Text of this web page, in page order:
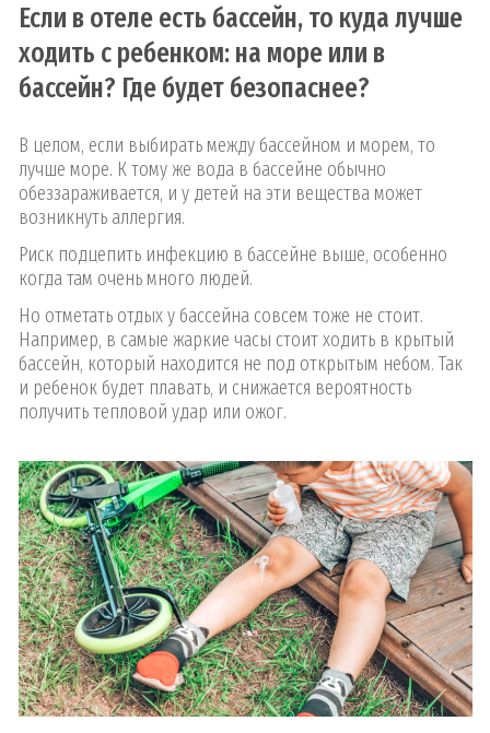
Если в отеле есть бассейн, то куда лучше
ходить с ребенком: на море или в
бассейн? Где будет безопаснее?
В целом, если выбирать между бассейном и морем, то
лучше море. К тому же вода в бассейне обычно
обеззараживается, и у детей на эти вещества может
возникнуть аллергия.
Риск подцепить инфекцию в бассейне выше, особенно
когда там очень много людей.
Но отметать отдых у бассейна совсем тоже не стоит.
Например, в самые жаркие часы стоит ходить в крытый
бассейн, который находится не под открытым небом. Так
и ребенок будет плавать, и снижается вероятность
получить тепловой удар или ожог.